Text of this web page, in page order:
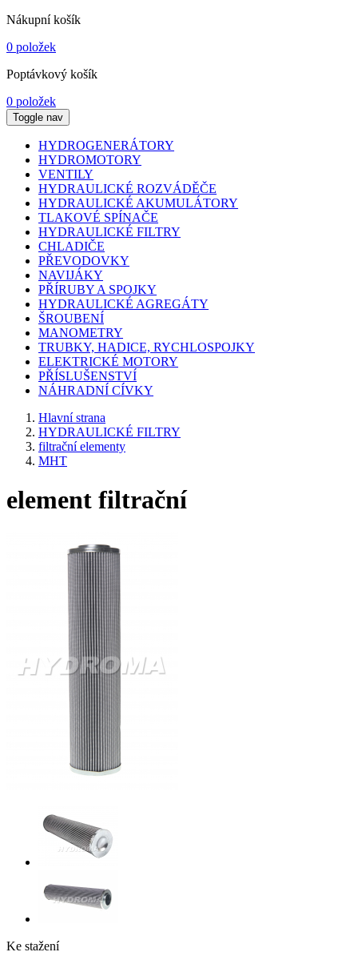
Nákupní košík
0 položek
Poptávkový košík
0 položek
Toggle nav
HYDROGENERÁTORY
HYDROMOTORY
VENTILY
HYDRAULICKÉ ROZVÁDĚČE
HYDRAULICKÉ AKUMULÁTORY
TLAKOVÉ SPÍNAČE
HYDRAULICKÉ FILTRY
CHLADIČE
PŘEVODOVKY
NAVIJÁKY
PŘÍRUBY A SPOJKY
HYDRAULICKÉ AGREGÁTY
ŠROUBENÍ
MANOMETRY
TRUBKY, HADICE, RYCHLOSPOJKY
ELEKTRICKÉ MOTORY
PŘÍSLUŠENSTVÍ
NÁHRADNÍ CÍVKY
Hlavní strana
HYDRAULICKÉ FILTRY
filtrační elementy
MHT
element filtrační
Ke stažení